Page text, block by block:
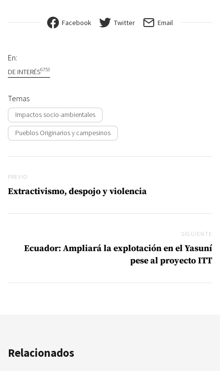
Facebook Twitter Email
En:
DE INTERÉS6753
Temas
Impactos socio-ambientales
Pueblos Originarios y campesinos
Previo
PREVIO
Extractivismo, despojo y violencia
SIGUIENTE
Ecuador: Ampliará la explotación en el Yasuní
pese al proyecto ITT
Relacionados